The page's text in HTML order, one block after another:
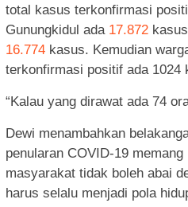
total kasus terkonfirmasi
Gunungkidul ada 17.872
16.774 kasus. Kemudian
terkonfirmasi positif ada 1024
“Kalau yang dirawat ada 74
Dewi menambahkan
penularan COVID-19
masyarakat tidak boleh abai
harus selalu menjadi pola